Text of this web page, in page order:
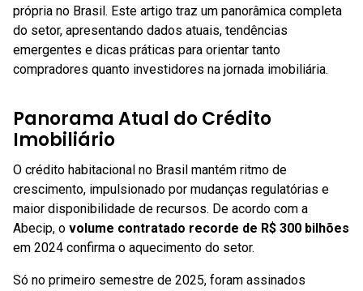
própria no Brasil. Este artigo traz um panorâ​mica completa
do setor, apresentando dados atuais, tendências
emergentes e dicas práticas para orientar tanto
compradores quanto investidores na jornada imobiliária.
Panorama Atual do Crédito
Imobiliário
O crédito habitacional no Brasil mantém ritmo de
crescimento, impulsionado por mudanças regulatórias e
maior disponibilidade de recursos. De acordo com a
Abecip, o volume contratado recorde de R$ 300 bilhões
em 2024 confirma o aquecimento do setor.
Só no primeiro semestre de 2025, foram assinados